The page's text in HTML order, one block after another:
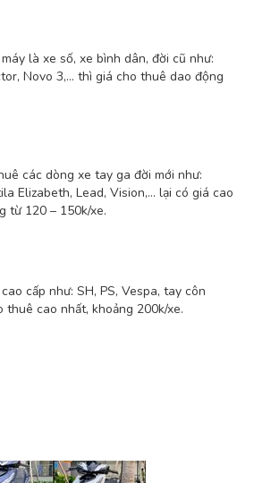
là xe số, xe bình dân, đời cũ như:
Novo 3,… thì giá cho thuê dao động
các dòng xe tay ga đời mới như:
Elizabeth, Lead, Vision,… lại có giá cao
từ 120 – 150k/xe.
cấp như: SH, PS, Vespa, tay côn
cao nhất, khoảng 200k/xe.